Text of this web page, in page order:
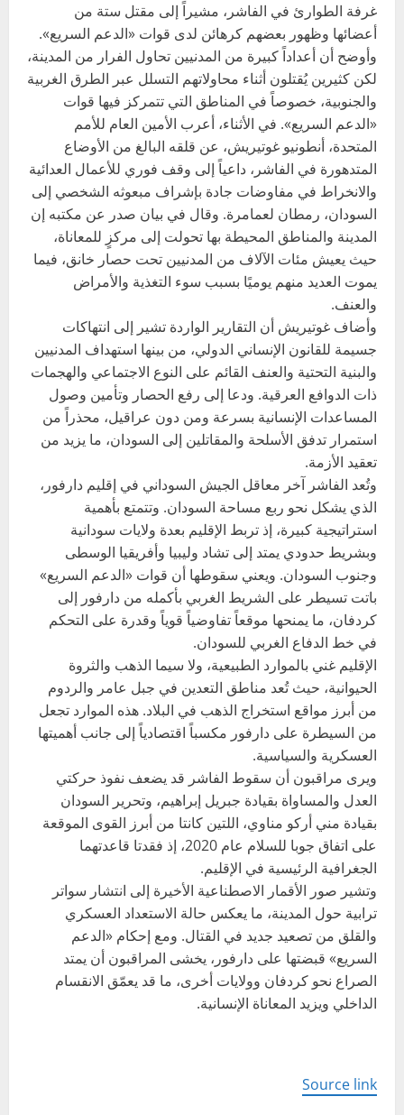
غرفة الطوارئ في الفاشر، مشيراً إلى مقتل ستة من
أعضائها وظهور بعضهم كرهائن لدى قوات «الدعم السريع».
وأوضح أن أعداداً كبيرة من المدنيين تحاول الفرار من المدينة،
لكن كثيرين يُقتلون أثناء محاولاتهم التسلل عبر الطرق الغربية
والجنوبية، خصوصاً في المناطق التي تتمركز فيها قوات
«الدعم السريع». في الأثناء، أعرب الأمين العام للأمم
المتحدة، أنطونيو غوتيريش، عن قلقه البالغ من الأوضاع
المتدهورة في الفاشر، داعياً إلى وقف فوري للأعمال العدائية
والانخراط في مفاوضات جادة بإشراف مبعوثه الشخصي إلى
السودان، رمطان لعمامرة. وقال في بيان صدر عن مكتبه إن
المدينة والمناطق المحيطة بها تحولت إلى مركزٍ للمعاناة،
حيث يعيش مئات الآلاف من المدنيين تحت حصار خانق، فيما
يموت العديد منهم يوميًا بسبب سوء التغذية والأمراض
والعنف.
وأضاف غوتيريش أن التقارير الواردة تشير إلى انتهاكات
جسيمة للقانون الإنساني الدولي، من بينها استهداف المدنيين
والبنية التحتية والعنف القائم على النوع الاجتماعي والهجمات
ذات الدوافع العرقية. ودعا إلى رفع الحصار وتأمين وصول
المساعدات الإنسانية بسرعة ومن دون عراقيل، محذراً من
استمرار تدفق الأسلحة والمقاتلين إلى السودان، ما يزيد من
تعقيد الأزمة.
وتُعد الفاشر آخر معاقل الجيش السوداني في إقليم دارفور،
الذي يشكل نحو ربع مساحة السودان. وتتمتع بأهمية
استراتيجية كبيرة، إذ تربط الإقليم بعدة ولايات سودانية
وبشريط حدودي يمتد إلى تشاد وليبيا وأفريقيا الوسطى
وجنوب السودان. ويعني سقوطها أن قوات «الدعم السريع»
باتت تسيطر على الشريط الغربي بأكمله من دارفور إلى
كردفان، ما يمنحها موقعاً تفاوضياً قوياً وقدرة على التحكم
في خط الدفاع الغربي للسودان.
الإقليم غني بالموارد الطبيعية، ولا سيما الذهب والثروة
الحيوانية، حيث تُعد مناطق التعدين في جبل عامر والردوم
من أبرز مواقع استخراج الذهب في البلاد. هذه الموارد تجعل
من السيطرة على دارفور مكسباً اقتصادياً إلى جانب أهميتها
العسكرية والسياسية.
ويرى مراقبون أن سقوط الفاشر قد يضعف نفوذ حركتي
العدل والمساواة بقيادة جبريل إبراهيم، وتحرير السودان
بقيادة مني أركو مناوي، اللتين كانتا من أبرز القوى الموقعة
على اتفاق جوبا للسلام عام 2020، إذ فقدتا قاعدتهما
الجغرافية الرئيسية في الإقليم.
وتشير صور الأقمار الاصطناعية الأخيرة إلى انتشار سواتر
ترابية حول المدينة، ما يعكس حالة الاستعداد العسكري
والقلق من تصعيد جديد في القتال. ومع إحكام «الدعم
السريع» قبضتها على دارفور، يخشى المراقبون أن يمتد
الصراع نحو كردفان وولايات أخرى، ما قد يعمّق الانقسام
الداخلي ويزيد المعاناة الإنسانية.
Source link